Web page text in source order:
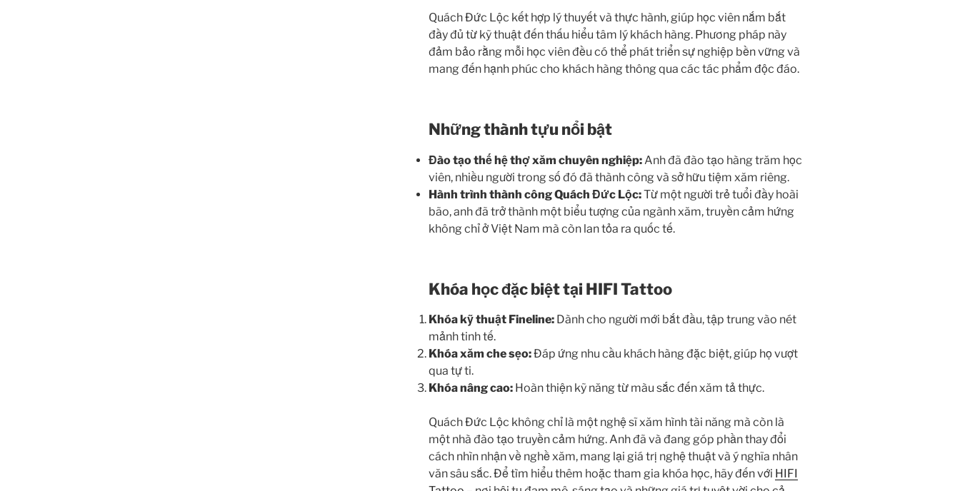
Quách Đức Lộc kết hợp lý thuyết và thực hành, giúp học viên nắm bắt
đầy đủ từ kỹ thuật đến thấu hiểu tâm lý khách hàng. Phương pháp này
đảm bảo rằng mỗi học viên đều có thể phát triển sự nghiệp bền vững và
mang đến hạnh phúc cho khách hàng thông qua các tác phẩm độc đáo.
Những thành tựu nổi bật
Đào tạo thế hệ thợ xăm chuyên nghiệp:Anh đã đào tạo hàng trăm học
viên, nhiều người trong số đó đã thành công và sở hữu tiệm xăm riêng.
Hành trình thành công Quách Đức Lộc:Từ một người trẻ tuổi đầy hoài
bão, anh đã trở thành một biểu tượng của ngành xăm, truyền cảm hứng
không chỉ ở Việt Nam mà còn lan tỏa ra quốc tế.
Khóa học đặc biệt tại HIFI Tattoo
Khóa kỹ thuật Fineline:Dành cho người mới bắt đầu, tập trung vào nét
mảnh tinh tế.
Khóa xăm che sẹo:Đáp ứng nhu cầu khách hàng đặc biệt, giúp họ vượt
qua tự ti.
Khóa nâng cao:Hoàn thiện kỹ năng từ màu sắc đến xăm tả thực.
Quách Đức Lộc không chỉ là một nghệ sĩ xăm hình tài năng mà còn là
một nhà đào tạo truyền cảm hứng. Anh đã và đang góp phần thay đổi
cách nhìn nhận về nghề xăm, mang lại giá trị nghệ thuật và ý nghĩa nhân
văn sâu sắc. Để tìm hiểu thêm hoặc tham gia khóa học, hãy đến với HIFI